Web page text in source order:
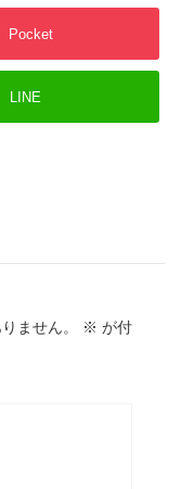
Pocket
LINE
ません。 ※ が付